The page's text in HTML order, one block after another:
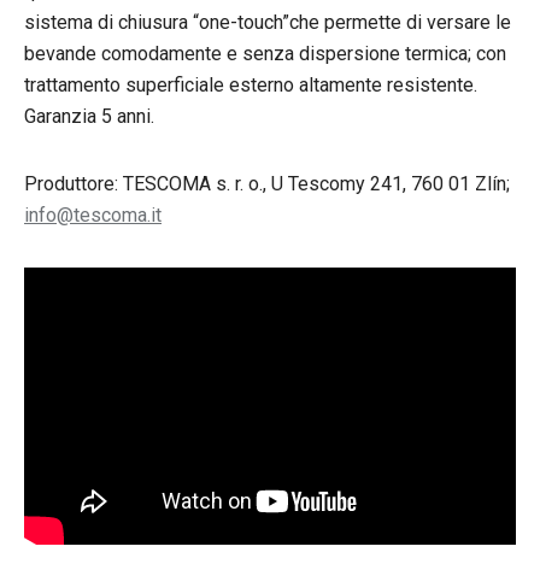
sistema di chiusura “one-touch”che permette di versare le
bevande comodamente e senza dispersione termica; con
trattamento superficiale esterno altamente resistente.
Garanzia 5 anni.
Produttore: TESCOMA s. r. o., U Tescomy 241, 760 01 Zlín;
info@tescoma.it